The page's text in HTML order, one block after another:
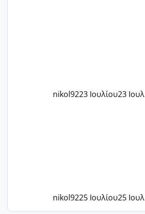
nikol9223 Ιουλίου23 Ιουλ
nikol9225 Ιουλίου25 Ιουλ